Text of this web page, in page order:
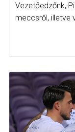
Vezetőedzőnk,
meccsről, illetve